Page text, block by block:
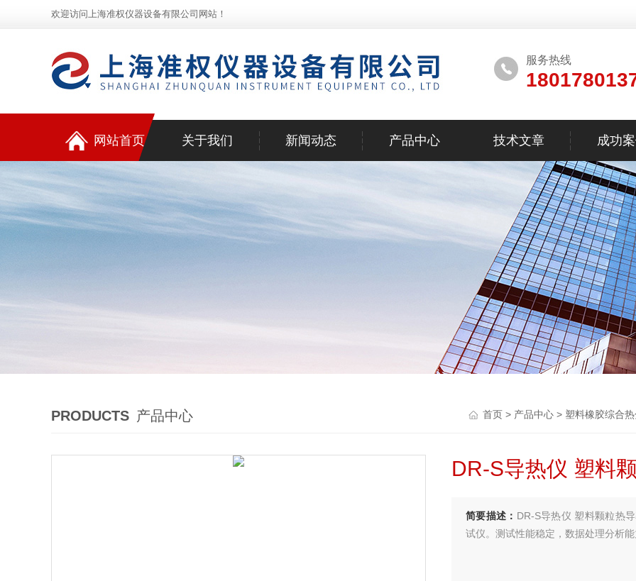
欢迎访问上海准权仪器设备有限公司网站！
服务热线
网站首页 关于我们 新闻动态 产品中心 技术文章 成功案
PRODUCTS 产品中心 首页 > 产品中心 > 塑料橡胶综合
DR-S导热仪 塑料
简要描述： DR-S导热仪 塑料颗粒热
试仪。测试性能稳定，数据处理分析